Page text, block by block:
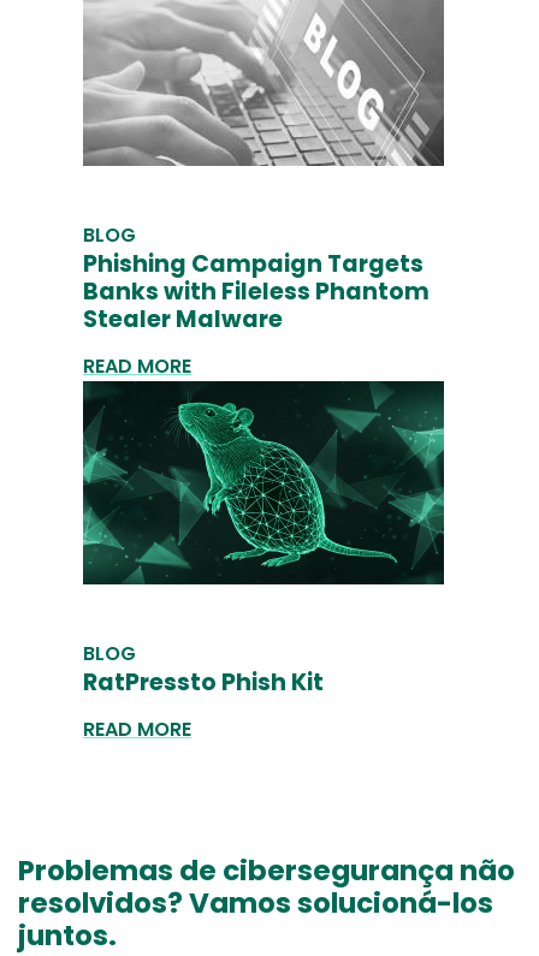
BLOG
Phishing Campaign Targets
Banks with Fileless Phantom
Stealer Malware
READ MORE
BLOG
RatPressto Phish Kit
READ MORE
Problemas de cibersegurança não
resolvidos? Vamos solucioná-los
juntos.